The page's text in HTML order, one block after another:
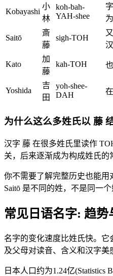
Kobayashi
小
林
koh-bah-
YAH-shee
Saitō
斎
藤
sigh-TOH
Kato
加
藤
kah-TOH
Yoshida
吉
田
yoh-shee-
DAH
为什么这么多姓氏以 藤
汉字 藤 在很多姓氏里读作
关，后来逐渐成为构成姓氏的
你不需要了解完整历史也能用
Saitō 是不同的姓，不是同一个
常见日语名字: 趋势
名字的变化速度比姓氏快。
及父母对读音、含义和汉字美
日本人口约为1.24亿(Statistics